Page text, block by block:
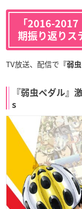
「2016-
期振り返りス
TV放送、配信で 『弱
『弱虫ペダル』
s